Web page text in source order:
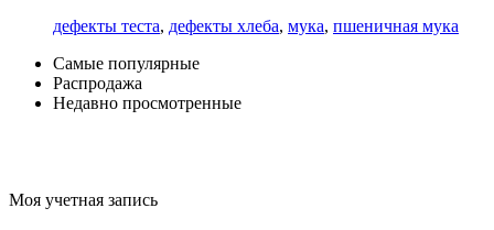
дефекты теста, дефекты хлеба, мука, пшеничная мука
Самые популярные
Распродажа
Недавно просмотренные
Моя учетная запись